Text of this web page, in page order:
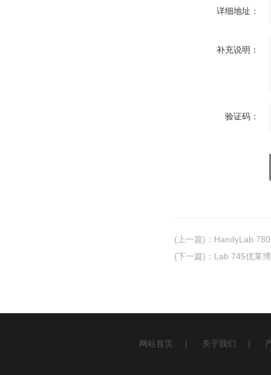
详细地址：
补充说明：
验证码：
(上一篇) ： HandyLab
(下一篇) ： Lab 745优莱
网站首页 | 关于我们 |